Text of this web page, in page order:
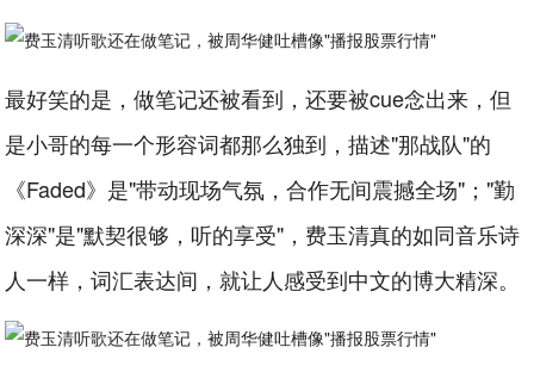
最好笑的是，做笔记还被看到，还要被cue念出来，但
是小哥的每一个形容词都那么独到，描述"那战队"的
《Faded》是"带动现场气氛，合作无间震撼全场"；"勤
深深"是"默契很够，听的享受"，费玉清真的如同音乐诗
人一样，词汇表达间，就让人感受到中文的博大精深。